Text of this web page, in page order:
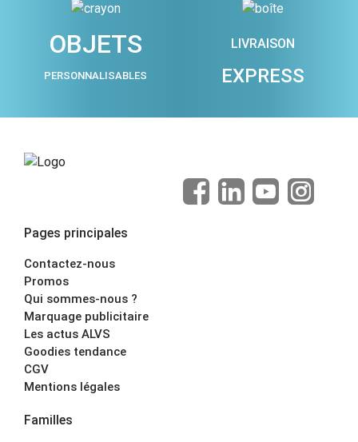
OBJETS
PERSONNALISABLES
LIVRAISON
EXPRESS
Pages principales
Contactez-nous
Promos
Qui sommes-nous ?
Marquage publicitaire
Les actus ALVS
Goodies tendance
CGV
Mentions légales
Familles